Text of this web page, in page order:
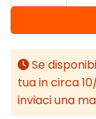
Se
tua in circa
inviaci una